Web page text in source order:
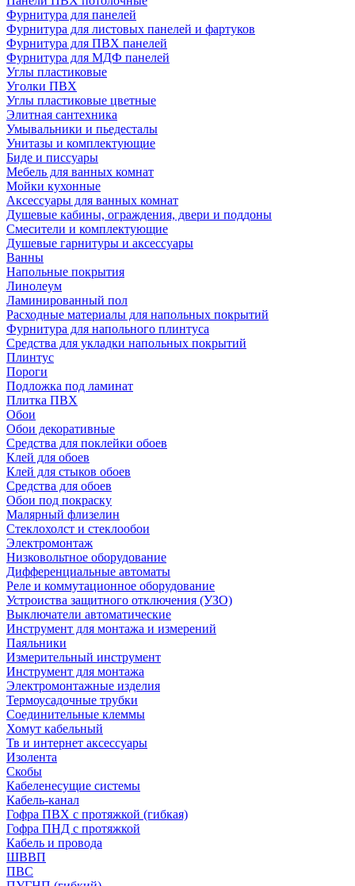
Фурнитура для панелей
Фурнитура для листовых панелей и фартуков
Фурнитура для ПВХ панелей
Фурнитура для МДФ панелей
Углы пластиковые
Уголки ПВХ
Углы пластиковые цветные
Элитная сантехника
Умывальники и пьедесталы
Унитазы и комплектующие
Биде и писсуары
Мебель для ванных комнат
Мойки кухонные
Аксессуары для ванных комнат
Душевые кабины, ограждения, двери и поддоны
Смесители и комплектующие
Душевые гарнитуры и аксессуары
Ванны
Напольные покрытия
Линолеум
Ламинированный пол
Расходные материалы для напольных покрытий
Фурнитура для напольного плинтуса
Средства для укладки напольных покрытий
Плинтус
Пороги
Подложка под ламинат
Плитка ПВХ
Обои
Обои декоративные
Средства для поклейки обоев
Клей для обоев
Клей для стыков обоев
Средства для обоев
Обои под покраску
Малярный флизелин
Стеклохолст и стеклообои
Электромонтаж
Низковольтное оборудование
Дифференциальные автоматы
Реле и коммутационное оборудование
Устроиства защитного отключения (УЗО)
Выключатели автоматические
Инструмент для монтажа и измерений
Паяльники
Измерительный инструмент
Инструмент для монтажа
Электромонтажные изделия
Термоусадочные трубки
Соединительные клеммы
Хомут кабельный
Тв и интернет аксессуары
Изолента
Скобы
Кабеленесущие системы
Кабель-канал
Гофра ПВХ с протяжкой (гибкая)
Гофра ПНД с протяжкой
Кабель и провода
ШВВП
ПВС